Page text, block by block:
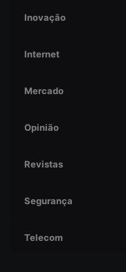
Inovação
Internet
Mercado
Opinião
Revistas
Segurança
Telecom